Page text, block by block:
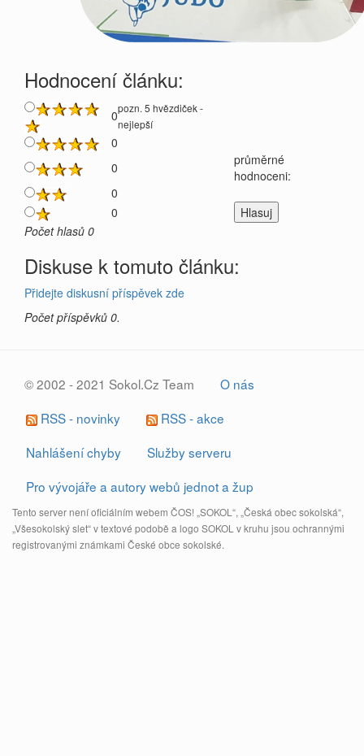
Hodnocení článku:
0pozn. 5 hvězdiček -
nejlepší
0
0
průměrné
hodnoceni:
0
0
Počet hlasů 0
Diskuse k tomuto článku:
Přidejte diskusní příspěvek zde
Počet příspěvků 0.
© 2002 - 2021 Sokol.Cz Team
O nás
RSS - novinky
RSS - akce
Nahlášení chyby
Služby serveru
Pro vývojáře a autory webů jednot a žup
Tento server není oficiálním webem ČOS! „SOKOL“, „Česká obec sokolská“,
„Všesokolský slet“ v textové podobě a logo SOKOL v kruhu jsou ochrannými
registrovanými známkami České obce sokolské.